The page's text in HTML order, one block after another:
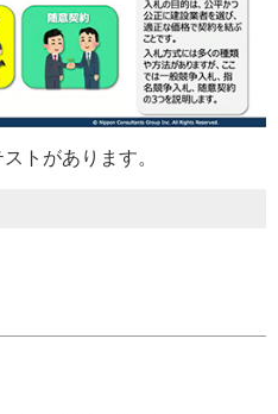
トがあります。